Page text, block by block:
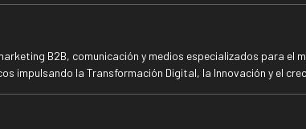
B2B, comunicación y medios especializados para
impulsando la Transformación Digital, la Innovación y el